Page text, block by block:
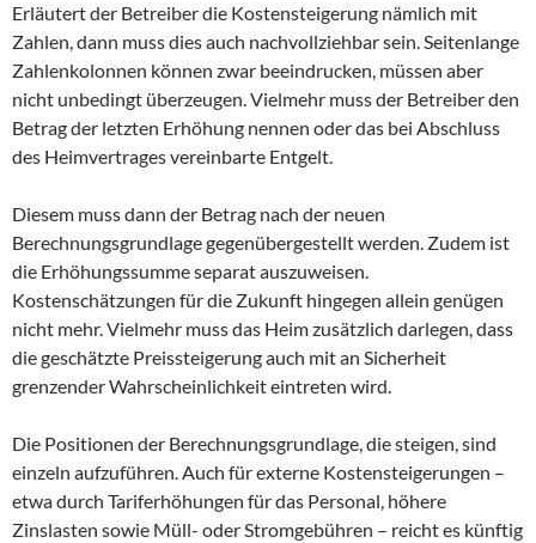
Erläutert der Betreiber die Kostensteigerung nämlich mit
Zahlen, dann muss dies auch nachvollziehbar sein. Seitenlange
Zahlenkolonnen können zwar beeindrucken, müssen aber
nicht unbedingt überzeugen. Vielmehr muss der Betreiber den
Betrag der letzten Erhöhung nennen oder das bei Abschluss
des Heimvertrages vereinbarte Entgelt.
Diesem muss dann der Betrag nach der neuen
Berechnungsgrundlage gegenübergestellt werden. Zudem ist
die Erhöhungssumme separat auszuweisen.
Kostenschätzungen für die Zukunft hingegen allein genügen
nicht mehr. Vielmehr muss das Heim zusätzlich darlegen, dass
die geschätzte Preissteigerung auch mit an Sicherheit
grenzender Wahrscheinlichkeit eintreten wird.
Die Positionen der Berechnungsgrundlage, die steigen, sind
einzeln aufzuführen. Auch für externe Kostensteigerungen –
etwa durch Tariferhöhungen für das Personal, höhere
Zinslasten sowie Müll- oder Stromgebühren – reicht es künftig